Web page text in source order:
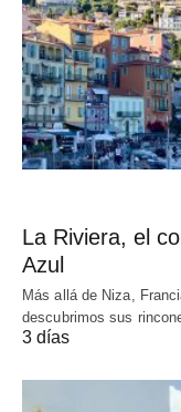
La Riviera, el
Azul
Más allá de Niza,
descubrimos sus
3 días